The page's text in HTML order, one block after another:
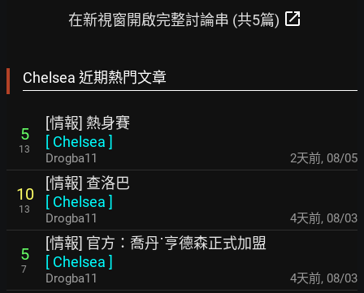
在新視窗開啟完整討論串 (共5篇) open_in_new
Chelsea 近期熱門文章
5
13
[情報] 熱身賽
[ Chelsea ]
Drogba11 2天前, 08/05
10
13
[情報] 查洛巴
[ Chelsea ]
Drogba11 4天前, 08/03
5
7
[情報] 官方：喬丹˙亨德森正式加盟
[ Chelsea ]
Drogba11 4天前, 08/03